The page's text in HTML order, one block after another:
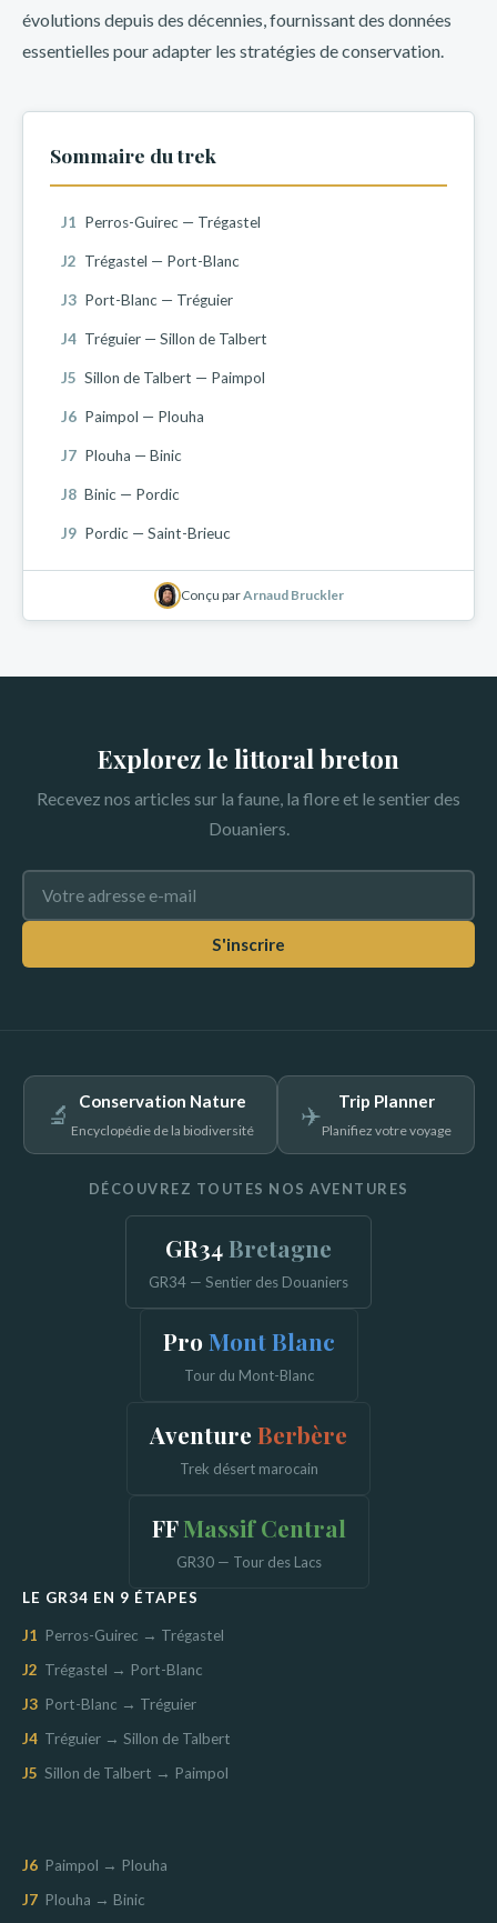
évolutions depuis des décennies, fournissant des données
essentielles pour adapter les stratégies de conservation.
Sommaire du trek
J1 Perros-Guirec — Trégastel
J2 Trégastel — Port-Blanc
J3 Port-Blanc — Tréguier
J4 Tréguier — Sillon de Talbert
J5 Sillon de Talbert — Paimpol
J6 Paimpol — Plouha
J7 Plouha — Binic
J8 Binic — Pordic
J9 Pordic — Saint-Brieuc
Conçu parArnaud Bruckler
Explorez le littoral breton
Recevez nos articles sur la faune, la flore et le sentier des
Douaniers.
S'inscrire
🔬 Conservation Nature
Encyclopédie de la biodiversité
✈️ Trip Planner
Planifiez votre voyage
DÉCOUVREZ TOUTES NOS AVENTURES
GR34Bretagne
GR34 — Sentier des Douaniers
ProMont Blanc
Tour du Mont-Blanc
Aventure Berbère
Trek désert marocain
FFMassif Central
GR30 — Tour des Lacs
LE GR34 EN 9 ÉTAPES
J1 Perros-Guirec → Trégastel
J2 Trégastel → Port-Blanc
J3 Port-Blanc → Tréguier
J4 Tréguier → Sillon de Talbert
J5 Sillon de Talbert → Paimpol
J6 Paimpol → Plouha
J7 Plouha → Binic